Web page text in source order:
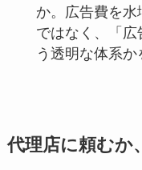
か。広告費を
ではなく、「
う透明な体系か
代理店に頼むか